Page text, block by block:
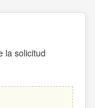
la solicitud